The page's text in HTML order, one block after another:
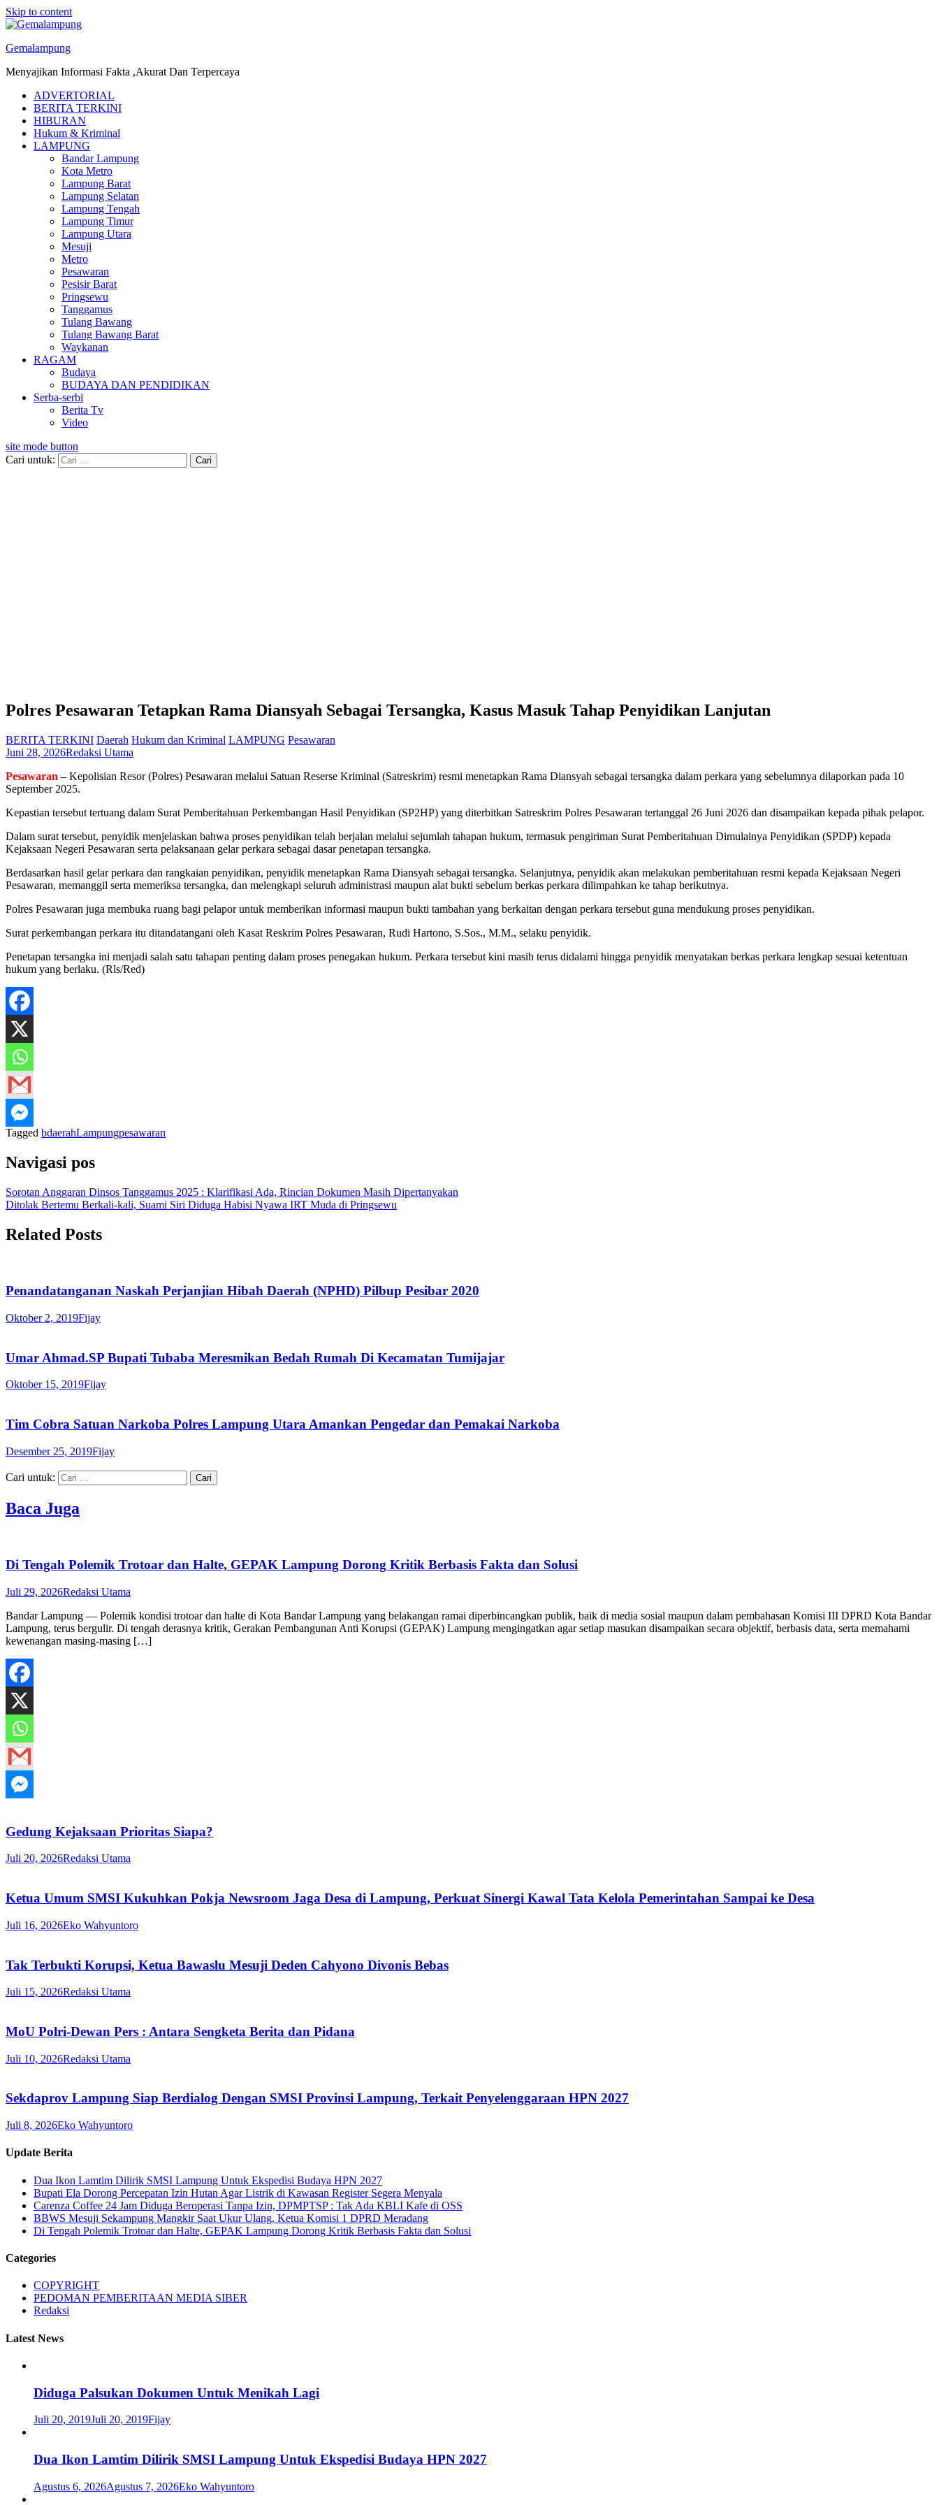
Skip to content
Gemalampung
Menyajikan Informasi Fakta ,Akurat Dan Terpercaya
ADVERTORIAL
BERITA TERKINI
HIBURAN
Hukum & Kriminal
LAMPUNG
Bandar Lampung
Kota Metro
Lampung Barat
Lampung Selatan
Lampung Tengah
Lampung Timur
Lampung Utara
Mesuji
Metro
Pesawaran
Pesisir Barat
Pringsewu
Tanggamus
Tulang Bawang
Tulang Bawang Barat
Waykanan
RAGAM
Budaya
BUDAYA DAN PENDIDIKAN
Serba-serbi
Berita Tv
Video
site mode button
Cari untuk:
Polres Pesawaran Tetapkan Rama Diansyah Sebagai Tersangka, Kasus Masuk Tahap Penyidikan Lanjutan
BERITA TERKINI Daerah Hukum dan Kriminal LAMPUNG Pesawaran
Juni 28, 2026Redaksi Utama
Pesawaran – Kepolisian Resor (Polres) Pesawaran melalui Satuan Reserse Kriminal (Satreskrim) resmi menetapkan Rama Diansyah sebagai tersangka dalam perkara yang sebelumnya dilaporkan pada 10
September 2025.
Kepastian tersebut tertuang dalam Surat Pemberitahuan Perkembangan Hasil Penyidikan (SP2HP) yang diterbitkan Satreskrim Polres Pesawaran tertanggal 26 Juni 2026 dan disampaikan kepada pihak pelapor.
Dalam surat tersebut, penyidik menjelaskan bahwa proses penyidikan telah berjalan melalui sejumlah tahapan hukum, termasuk pengiriman Surat Pemberitahuan Dimulainya Penyidikan (SPDP) kepada
Kejaksaan Negeri Pesawaran serta pelaksanaan gelar perkara sebagai dasar penetapan tersangka.
Berdasarkan hasil gelar perkara dan rangkaian penyidikan, penyidik menetapkan Rama Diansyah sebagai tersangka. Selanjutnya, penyidik akan melakukan pemberitahuan resmi kepada Kejaksaan Negeri
Pesawaran, memanggil serta memeriksa tersangka, dan melengkapi seluruh administrasi maupun alat bukti sebelum berkas perkara dilimpahkan ke tahap berikutnya.
Polres Pesawaran juga membuka ruang bagi pelapor untuk memberikan informasi maupun bukti tambahan yang berkaitan dengan perkara tersebut guna mendukung proses penyidikan.
Surat perkembangan perkara itu ditandatangani oleh Kasat Reskrim Polres Pesawaran, Rudi Hartono, S.Sos., M.M., selaku penyidik.
Penetapan tersangka ini menjadi salah satu tahapan penting dalam proses penegakan hukum. Perkara tersebut kini masih terus didalami hingga penyidik menyatakan berkas perkara lengkap sesuai ketentuan
hukum yang berlaku. (Rls/Red)
Tagged bdaerahLampungpesawaran
Navigasi pos
Sorotan Anggaran Dinsos Tanggamus 2025 : Klarifikasi Ada, Rincian Dokumen Masih Dipertanyakan
Ditolak Bertemu Berkali-kali, Suami Siri Diduga Habisi Nyawa IRT Muda di Pringsewu
Related Posts
Penandatanganan Naskah Perjanjian Hibah Daerah (NPHD) Pilbup Pesibar 2020
Oktober 2, 2019Fijay
Umar Ahmad.SP Bupati Tubaba Meresmikan Bedah Rumah Di Kecamatan Tumijajar
Oktober 15, 2019Fijay
Tim Cobra Satuan Narkoba Polres Lampung Utara Amankan Pengedar dan Pemakai Narkoba
Desember 25, 2019Fijay
Cari untuk:
Baca Juga
Di Tengah Polemik Trotoar dan Halte, GEPAK Lampung Dorong Kritik Berbasis Fakta dan Solusi
Juli 29, 2026Redaksi Utama
Bandar Lampung — Polemik kondisi trotoar dan halte di Kota Bandar Lampung yang belakangan ramai diperbincangkan publik, baik di media sosial maupun dalam pembahasan Komisi III DPRD Kota Bandar
Lampung, terus bergulir. Di tengah derasnya kritik, Gerakan Pembangunan Anti Korupsi (GEPAK) Lampung mengingatkan agar setiap masukan disampaikan secara objektif, berbasis data, serta memahami
kewenangan masing-masing […]
Gedung Kejaksaan Prioritas Siapa?
Juli 20, 2026Redaksi Utama
Ketua Umum SMSI Kukuhkan Pokja Newsroom Jaga Desa di Lampung, Perkuat Sinergi Kawal Tata Kelola Pemerintahan Sampai ke Desa
Juli 16, 2026Eko Wahyuntoro
Tak Terbukti Korupsi, Ketua Bawaslu Mesuji Deden Cahyono Divonis Bebas
Juli 15, 2026Redaksi Utama
MoU Polri-Dewan Pers : Antara Sengketa Berita dan Pidana
Juli 10, 2026Redaksi Utama
Sekdaprov Lampung Siap Berdialog Dengan SMSI Provinsi Lampung, Terkait Penyelenggaraan HPN 2027
Juli 8, 2026Eko Wahyuntoro
Update Berita
Dua Ikon Lamtim Dilirik SMSI Lampung Untuk Ekspedisi Budaya HPN 2027
Bupati Ela Dorong Percepatan Izin Hutan Agar Listrik di Kawasan Register Segera Menyala
Carenza Coffee 24 Jam Diduga Beroperasi Tanpa Izin, DPMPTSP : Tak Ada KBLI Kafe di OSS
BBWS Mesuji Sekampung Mangkir Saat Ukur Ulang, Ketua Komisi 1 DPRD Meradang
Di Tengah Polemik Trotoar dan Halte, GEPAK Lampung Dorong Kritik Berbasis Fakta dan Solusi
Categories
COPYRIGHT
PEDOMAN PEMBERITAAN MEDIA SIBER
Redaksi
Latest News
Diduga Palsukan Dokumen Untuk Menikah Lagi
Juli 20, 2019Juli 20, 2019Fijay
Dua Ikon Lamtim Dilirik SMSI Lampung Untuk Ekspedisi Budaya HPN 2027
Agustus 6, 2026Agustus 7, 2026Eko Wahyuntoro